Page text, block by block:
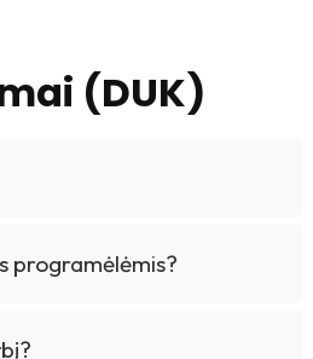
(DUK)
programėlėmis?